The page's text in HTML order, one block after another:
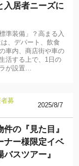
入居者ニーズに
準装備」？高まる入
、デパート、飲食
車内、商店街や車の
活する上で、1日の
が設置…
募
2025/8/7
の『見た目』
ナー様限定イベ
スツアー』